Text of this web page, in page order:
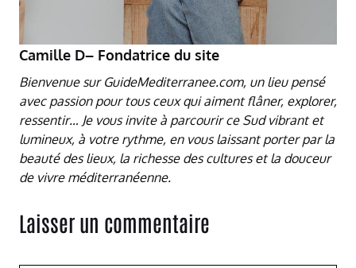
Camille D– Fondatrice du site
Bienvenue sur GuideMediterranee.com, un lieu pensé
avec passion pour tous ceux qui aiment flâner, explorer,
ressentir… Je vous invite à parcourir ce Sud vibrant et
lumineux, à votre rythme, en vous laissant porter par la
beauté des lieux, la richesse des cultures et la douceur
de vivre méditerranéenne.
Laisser un commentaire